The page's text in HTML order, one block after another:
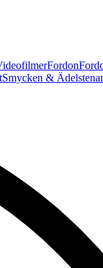
Fordon
Smycken & Ädelstenar